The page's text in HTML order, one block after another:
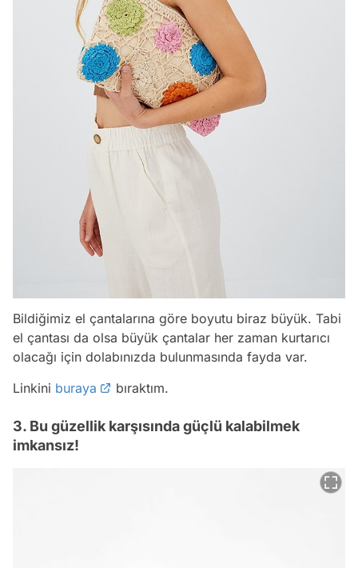
Bildiğimiz el çantalarına göre boyutu biraz büyük. Tabi
el çantası da olsa büyük çantalar her zaman kurtarıcı
olacağı için dolabınızda bulunmasında fayda var.
Linkini buraya bıraktım.
3. Bu güzellik karşısında güçlü kalabilmek
imkansız!